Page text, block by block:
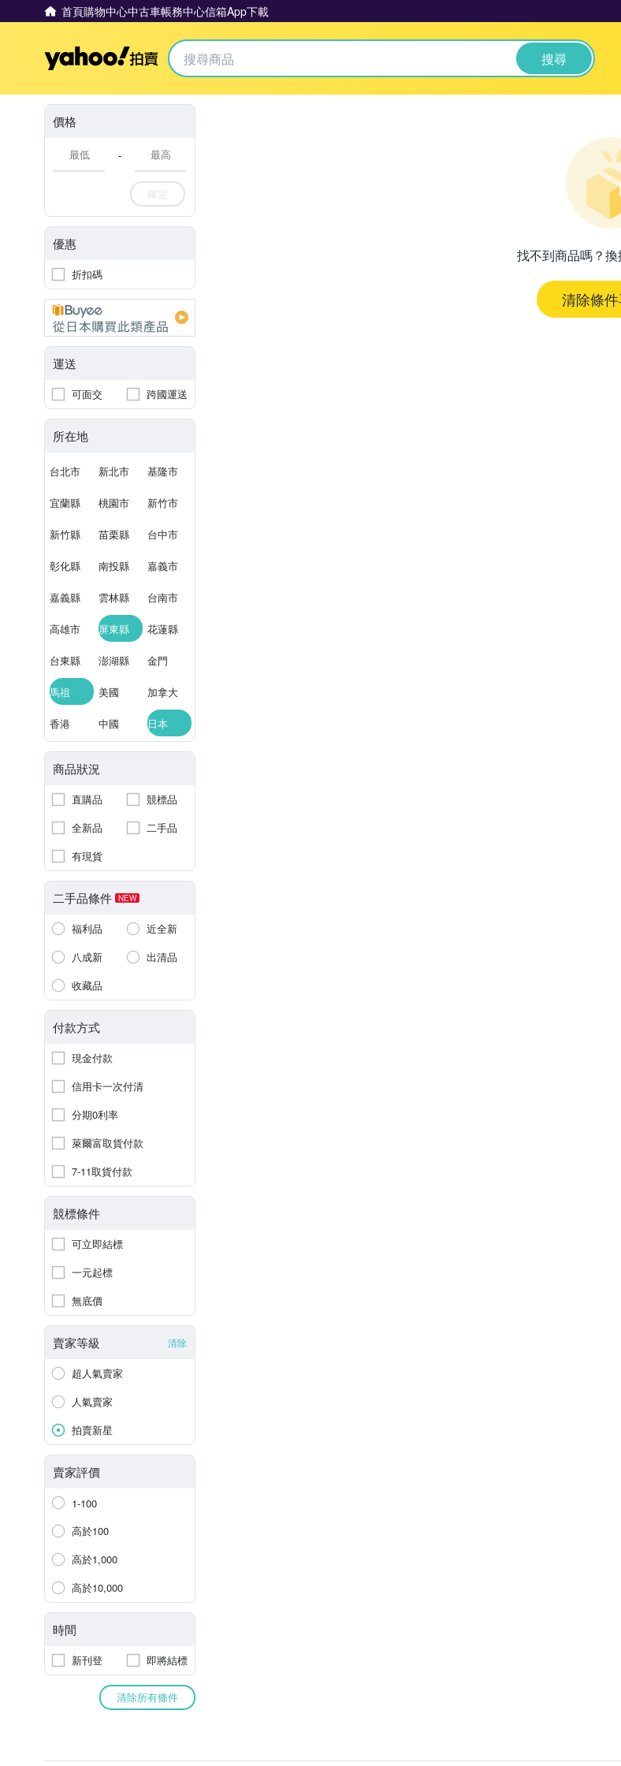
首頁購物中心中古車帳務中心信箱App下載
Yahoo拍賣 搜尋
價格
-
確定
優惠
折扣碼
運送
可面交 跨國運送
所在地
台北市 新北市 基隆市
宜蘭縣 桃園市 新竹市
新竹縣 苗栗縣 台中市
彰化縣 南投縣 嘉義市
嘉義縣 雲林縣 台南市
高雄市 屏東縣 花蓮縣
台東縣 澎湖縣 金門
馬祖 美國 加拿大
香港 中國 日本
商品狀況
直購品
競標品
全新品
二手品
有現貨
二手品條件 NEW
福利品
近全新
八成新
出清品
收藏品
付款方式
現金付款
信用卡一次付清
分期0利率
萊爾富取貨付款
7-11取貨付款
競標條件
可立即結標
一元起標
無底價
賣家等級 清除
超人氣賣家
人氣賣家
拍賣新星
賣家評價
1-100
高於100
高於1,000
高於10,000
時間
新刊登 即將結標
清除所有條件
找不到商品嗎？換
清除條